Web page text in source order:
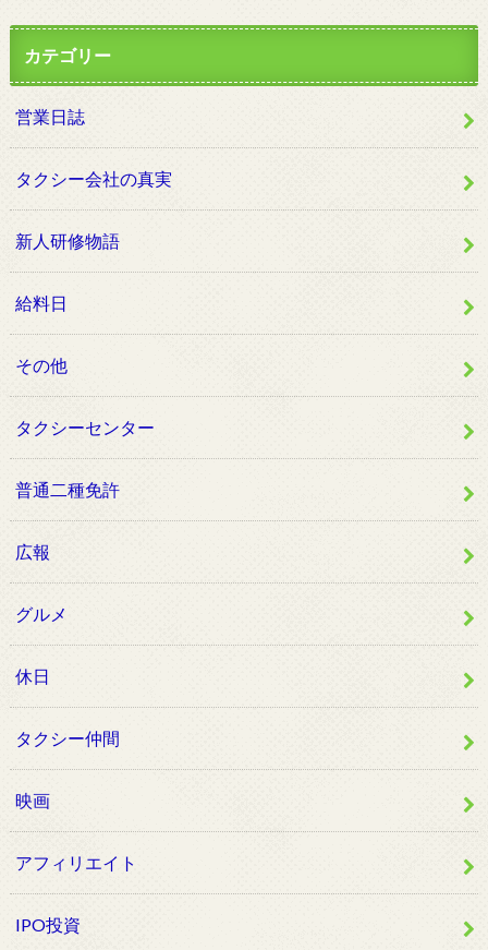
カテゴリー
営業日誌
タクシー会社の真実
新人研修物語
給料日
その他
タクシーセンター
普通二種免許
広報
グルメ
休日
タクシー仲間
映画
アフィリエイト
IPO投資